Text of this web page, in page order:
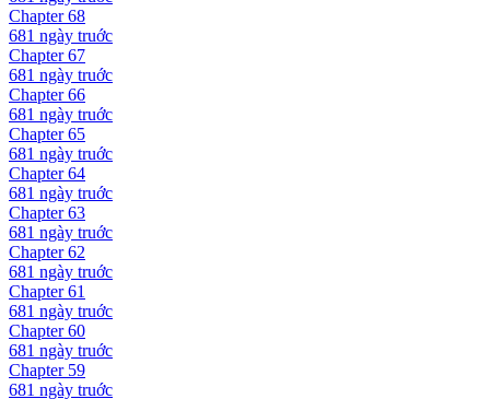
Chapter68
681 ngày truớc
Chapter67
681 ngày truớc
Chapter66
681 ngày truớc
Chapter65
681 ngày truớc
Chapter64
681 ngày truớc
Chapter63
681 ngày truớc
Chapter62
681 ngày truớc
Chapter61
681 ngày truớc
Chapter60
681 ngày truớc
Chapter 59
681 ngày truớc